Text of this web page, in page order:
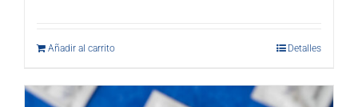
Añadir al carrito Detalles